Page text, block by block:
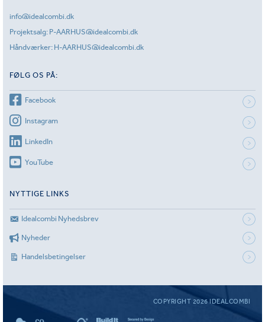
info@idealcombi.dk
Projektsalg: P-AARHUS@idealcombi.dk
Håndværker: H-AARHUS@idealcombi.dk
FØLG OS PÅ:
Facebook
Instagram
LinkedIn
YouTube
NYTTIGE LINKS
Idealcombi Nyhedsbrev
Nyheder
Handelsbetingelser
COPYRIGHT 2026 IDEALCOMBI